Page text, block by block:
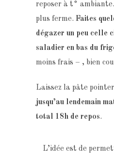
reposer à t°
plus ferme. Faites
dégazer un peu celle
saladier en bas du
moins frais – , bien
Laissez la pâte
jusqu’au lendemain
total 18h de repos.
L’idée est de